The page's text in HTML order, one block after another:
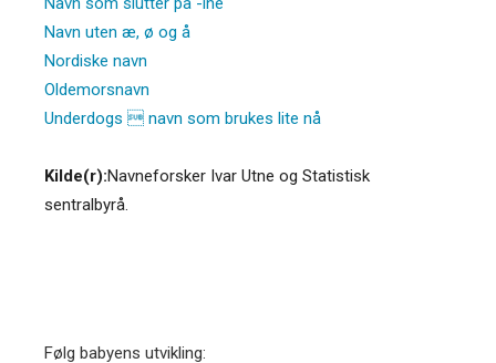
Navn uten æ, ø og å
Nordiske navn
Oldemorsnavn
Underdogs  navn som brukes lite nå
Kilde(r):Navneforsker Ivar Utne og Statistisk
sentralbyrå.
Følg babyens utvikling: